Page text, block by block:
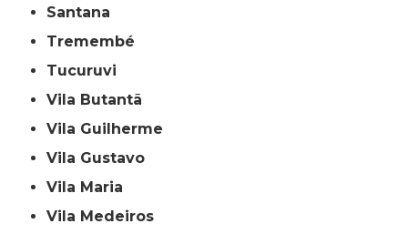
Santana
Tremembé
Tucuruvi
Vila Butantã
Vila Guilherme
Vila Gustavo
Vila Maria
Vila Medeiros